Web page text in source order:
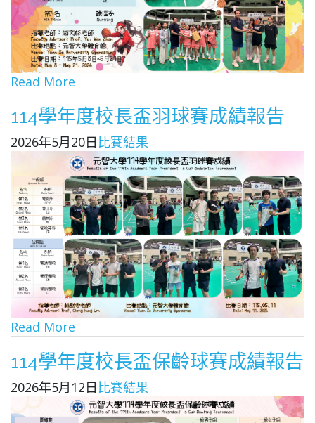
Read More
114學年度校長盃羽球賽成績報告
2026年5月20日 比賽結果
Read More
114學年度校長盃保齡球賽成績報告
2026年5月12日 比賽結果